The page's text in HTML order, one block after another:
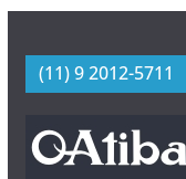
(11) 9 2012-5711